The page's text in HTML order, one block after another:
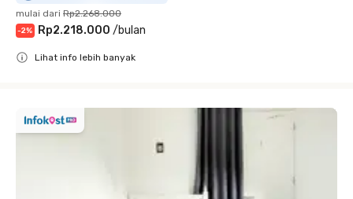
mulai dari Rp2.268.000
-2% Rp2.218.000 /bulan
Lihat info lebih banyak